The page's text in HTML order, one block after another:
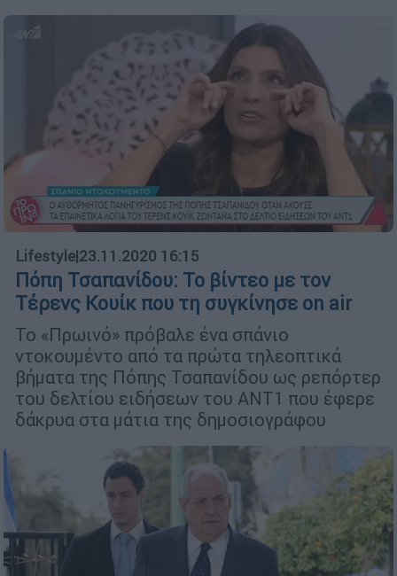
Lifestyle|23.11.2020 16:15
Πόπη Τσαπανίδου: Το βίντεο με τον
Τέρενς Κουίκ που τη συγκίνησε on air
Το «Πρωινό» πρόβαλε ένα σπάνιο
ντοκουμέντο από τα πρώτα τηλεοπτικά
βήματα της Πόπης Τσαπανίδου ως ρεπόρτερ
του δελτίου ειδήσεων του ΑΝΤ1 που έφερε
δάκρυα στα μάτια της δημοσιογράφου